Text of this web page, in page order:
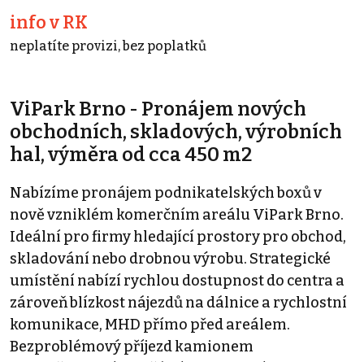
info v RK
neplatíte provizi, bez poplatků
ViPark Brno - Pronájem nových
obchodních, skladových, výrobních
hal, výměra od cca 450 m2
Nabízíme pronájem podnikatelských boxů v
nově vzniklém komerčním areálu ViPark Brno.
Ideální pro firmy hledající prostory pro obchod,
skladování nebo drobnou výrobu. Strategické
umístění nabízí rychlou dostupnost do centra a
zároveň blízkost nájezdů na dálnice a rychlostní
komunikace, MHD přímo před areálem.
Bezproblémový příjezd kamionem